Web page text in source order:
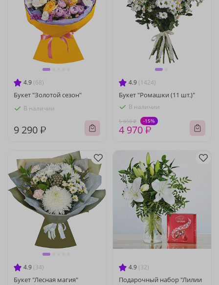
4.9 (68)
Букет "Золотой сезон"
В наличии
9 290 ₽
4.9 (1424)
Букет "Ромашки (11 шт.)"
В наличии
5 850 ₽ -15%
4 970 ₽
4.9 (34)
Букет "Лесная магия"
4.9 (32)
Подарочный набор "Лилии